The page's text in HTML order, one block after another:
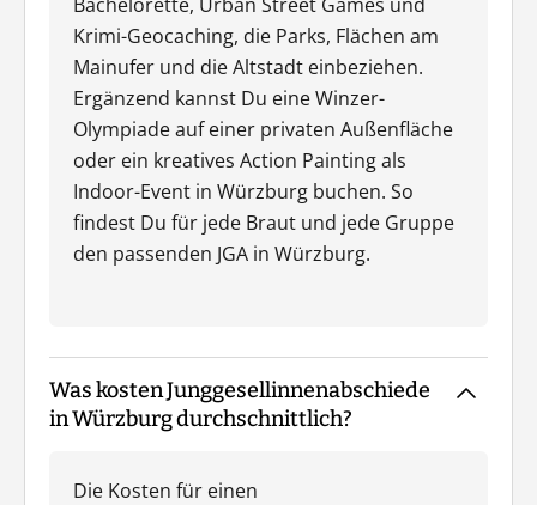
Krimi-Geocaching, die Parks, Flächen am
Mainufer und die Altstadt einbeziehen.
Ergänzend kannst Du eine Winzer-
Olympiade auf einer privaten Außenfläche
oder ein kreatives Action Painting als
Indoor-Event in Würzburg buchen. So
findest Du für jede Braut und jede Gruppe
den passenden JGA in Würzburg.
Was kosten Junggesellinnenabschiede
in Würzburg durchschnittlich?
Die Kosten für einen